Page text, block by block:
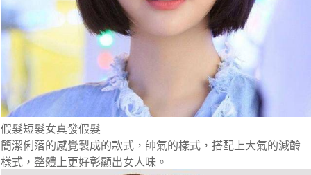
假髮短髮女真發假髮
簡潔俐落的感覺製成的款式，帥氣的樣式，搭配上大氣的減齡
樣式，整體上更好彰顯出女人味。